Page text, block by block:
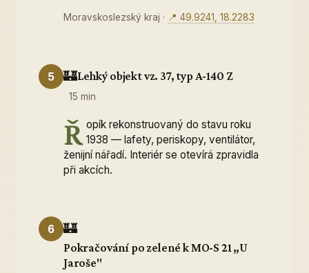
Moravskoslezský kraj · 📍 49.9241, 18.2283
5 🏰Lehký objekt vz. 37, typ A-140 Z
15 min
Ř opík rekonstruovaný do stavu roku
1938 — lafety, periskopy, ventilátor,
ženijní nářadí. Interiér se otevírá zpravidla
při akcích.
6 🏰
Pokračování po zelené k MO-S 21 „U
Jaroše"